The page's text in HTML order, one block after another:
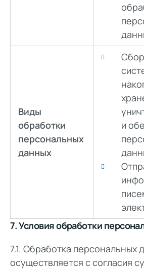
Виды
обработки
персональных
данных
и
7. Условия обработки
7.1. Обработка персональных
осуществляется с согласия